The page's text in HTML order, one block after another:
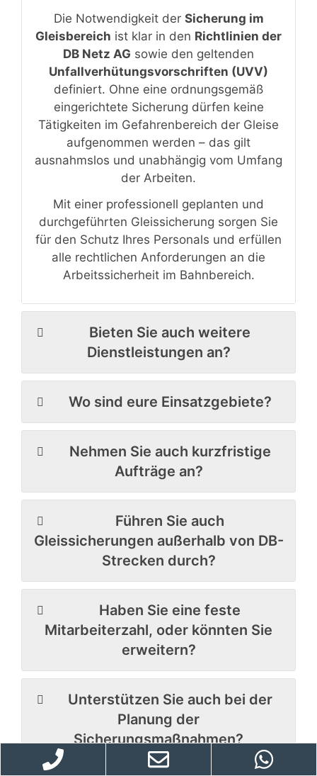
Die Notwendigkeit der Sicherung im
Gleisbereich ist klar in den Richtlinien der
DB Netz AG sowie den geltenden
Unfallverhütungsvorschriften (UVV)
definiert. Ohne eine ordnungsgemäß
eingerichtete Sicherung dürfen keine
Tätigkeiten im Gefahrenbereich der Gleise
aufgenommen werden – das gilt
ausnahmslos und unabhängig vom Umfang
der Arbeiten.
Mit einer professionell geplanten und
durchgeführten Gleissicherung sorgen Sie
für den Schutz Ihres Personals und erfüllen
alle rechtlichen Anforderungen an die
Arbeitssicherheit im Bahnbereich.
Bieten Sie auch weitere
Dienstleistungen an?
Wo sind eure Einsatzgebiete?
Nehmen Sie auch kurzfristige
Aufträge an?
Führen Sie auch
Gleissicherungen außerhalb von DB-
Strecken durch?
Haben Sie eine feste
Mitarbeiterzahl, oder könnten Sie
erweitern?
Unterstützen Sie auch bei der
Planung der
Sicherungsmaßnahmen?